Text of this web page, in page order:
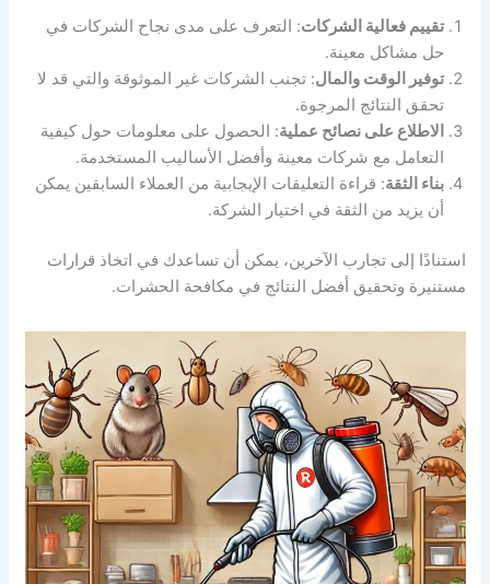
تقييم فعالية الشركات: التعرف على مدى نجاح الشركات في
حل مشاكل معينة.
توفير الوقت والمال: تجنب الشركات غير الموثوقة والتي قد لا
تحقق النتائج المرجوة.
الاطلاع على نصائح عملية: الحصول على معلومات حول كيفية
التعامل مع شركات معينة وأفضل الأساليب المستخدمة.
بناء الثقة: قراءة التعليقات الإيجابية من العملاء السابقين يمكن
أن يزيد من الثقة في اختيار الشركة.
استنادًا إلى تجارب الآخرين، يمكن أن تساعدك في اتخاذ قرارات
مستنيرة وتحقيق أفضل النتائج في مكافحة الحشرات.